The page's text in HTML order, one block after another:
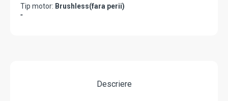
Tip motor: Brushless(fara perii)
"
Descriere